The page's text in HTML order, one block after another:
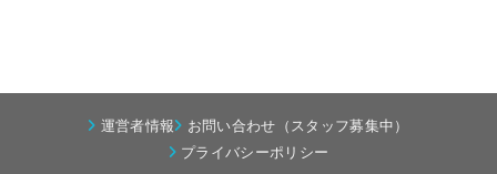
運営者情報
お問い合わせ（スタッフ募集中）
プライバシーポリシー